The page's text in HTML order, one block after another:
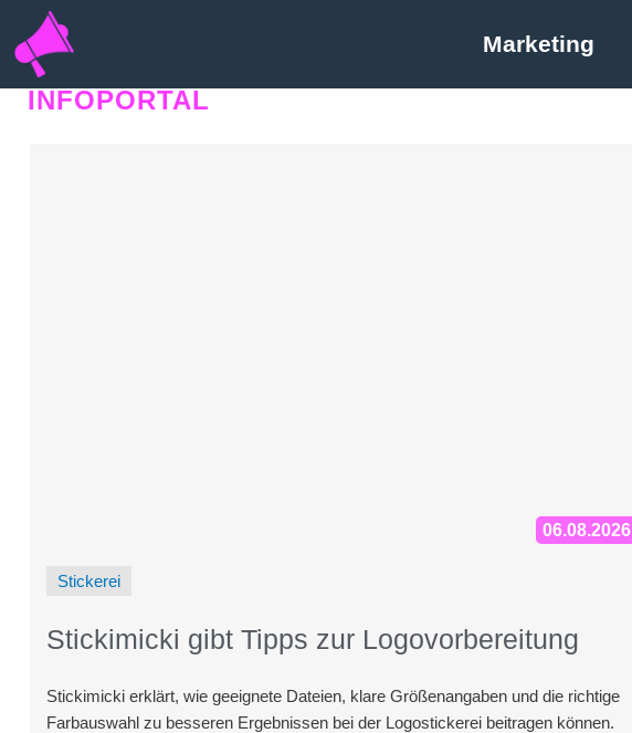
INFOPORTAL
Marketing
06.08.2026
Stickerei
Stickimicki gibt Tipps zur Logovorbereitung
Stickimicki erklärt, wie geeignete Dateien, klare Größenangaben und die richtige
Farbauswahl zu besseren Ergebnissen bei der Logostickerei beitragen können.